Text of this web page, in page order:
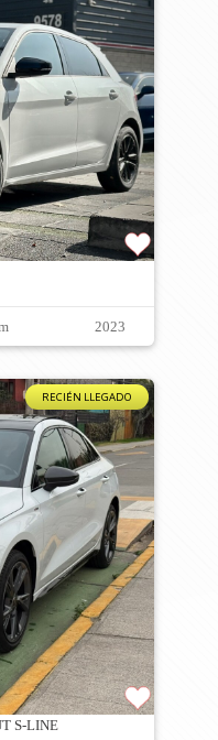
2023
RECIÉN LLEGADO
S-LINE